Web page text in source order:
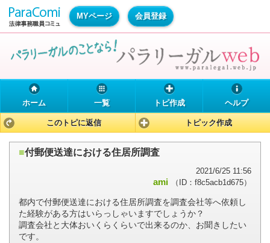
MYページ 会員登録
ホーム 一覧 トピ作成 ヘルプ
このトピに返信 トピック作成
■付郵便送達における住居所調査
2021/6/25 11:56
ami （ID：f8c5acb1d675）
都内で付郵便送達における住居所調査を調査会社等へ依頼し
た経験がある方はいらっしゃいますでしょうか？
調査会社と大体おいくらくらいで出来るのか、お聞きしたい
です。